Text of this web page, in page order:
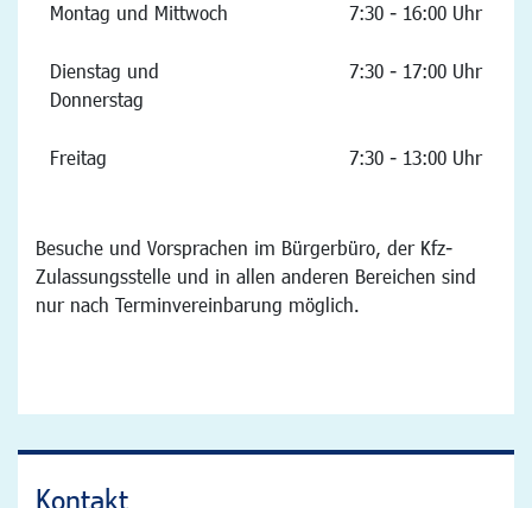
Montag und Mittwoch 7:30 - 16:00 Uhr
Dienstag und
Donnerstag
7:30 - 17:00 Uhr
Freitag 7:30 - 13:00 Uhr
Besuche und Vorsprachen im Bürgerbüro, der Kfz-
Zulassungsstelle und in allen anderen Bereichen sind
nur nach Terminvereinbarung möglich.
Kontakt